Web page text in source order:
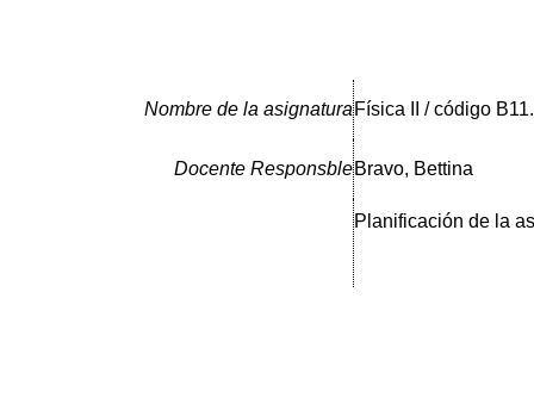
Nombre de la asignatura Física II / código
Docente ResponsbleBravo, Bettina
Planificación de la